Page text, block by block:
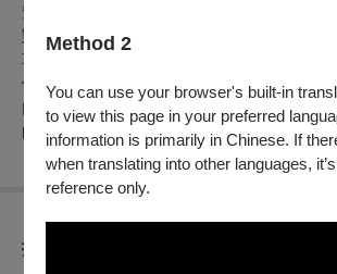
Method 2
You can use your browser's built-in
to view this page in your preferred
information is primarily in Chinese. If
when translating into other languages,
reference only.
窒車｜林育伶 詞曲
對面的龜山島｜林育伶 詞曲
草猴｜向陽 詞｜石青如 曲
傀儡戲｜向陽 詞｜石青如 曲
內山姑娘要出嫁｜郭大誠、謝麗燕 詞 | 遠藤
曲
折扣方案